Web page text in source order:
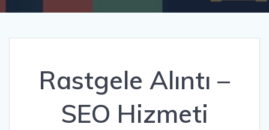
Rastgele Alıntı –
SEO Hizmeti